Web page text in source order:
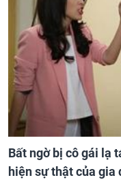
Bất ngờ bị cô gái lạ
hiện sự thật của gia